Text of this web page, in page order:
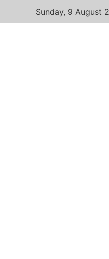
Sunday, 9 August